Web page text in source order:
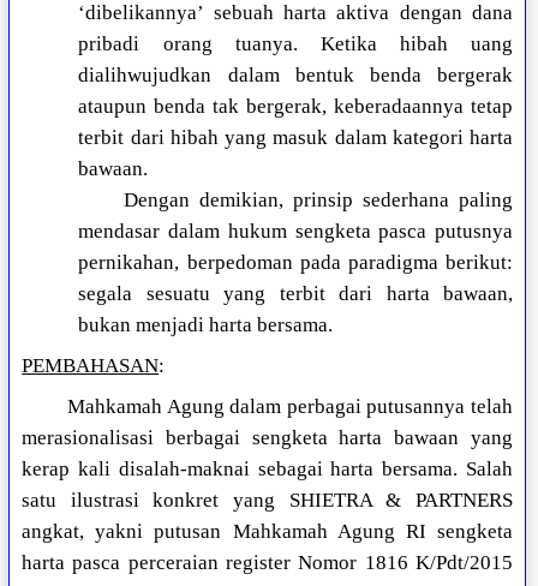
‘dibelikannya’ sebuah harta aktiva dengan dana
pribadi orang tuanya. Ketika hibah uang
dialihwujudkan dalam bentuk benda bergerak
ataupun benda tak bergerak, keberadaannya tetap
terbit dari hibah yang masuk dalam kategori harta
bawaan.
Dengan demikian, prinsip sederhana paling
mendasar dalam hukum sengketa pasca putusnya
pernikahan, berpedoman pada paradigma berikut:
segala sesuatu yang terbit dari harta bawaan,
bukan menjadi harta bersama.
PEMBAHASAN:
Mahkamah Agung dalam perbagai putusannya telah
merasionalisasi berbagai sengketa harta bawaan yang
kerap kali disalah-maknai sebagai harta bersama. Salah
satu ilustrasi konkret yang SHIETRA & PARTNERS
angkat, yakni putusan Mahkamah Agung RI sengketa
harta pasca perceraian register Nomor 1816 K/Pdt/2015